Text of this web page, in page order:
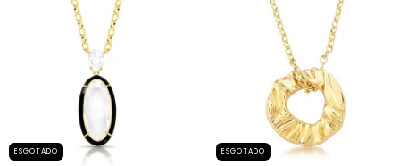
ESGOTADO ESGOTADO